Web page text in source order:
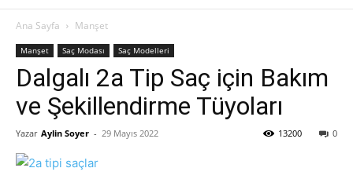
Ana Sayfa Manşet
Manşet Saç Modası Saç Modelleri
Dalgalı 2a Tip Saç için Bakım
ve Şekillendirme Tüyoları
Yazar Aylin Soyer - 29 Mayıs 2022 0
13200